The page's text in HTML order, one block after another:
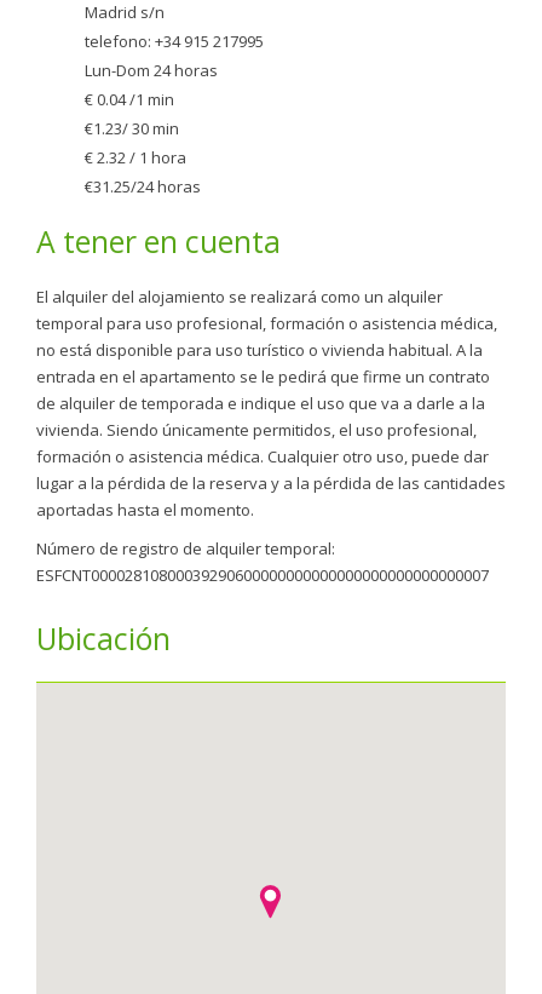
Madrid s/n
telefono: +34 915 217995
Lun-Dom 24 horas
€ 0.04 /1 min
€1.23/ 30 min
€ 2.32 / 1 hora
€31.25/24 horas
A tener en cuenta
El alquiler del alojamiento se realizará como un alquiler
temporal para uso profesional, formación o asistencia médica,
no está disponible para uso turístico o vivienda habitual. A la
entrada en el apartamento se le pedirá que firme un contrato
de alquiler de temporada e indique el uso que va a darle a la
vivienda. Siendo únicamente permitidos, el uso profesional,
formación o asistencia médica. Cualquier otro uso, puede dar
lugar a la pérdida de la reserva y a la pérdida de las cantidades
aportadas hasta el momento.
Número de registro de alquiler temporal:
ESFCNT00002810800039290600000000000000000000000000007
Ubicación